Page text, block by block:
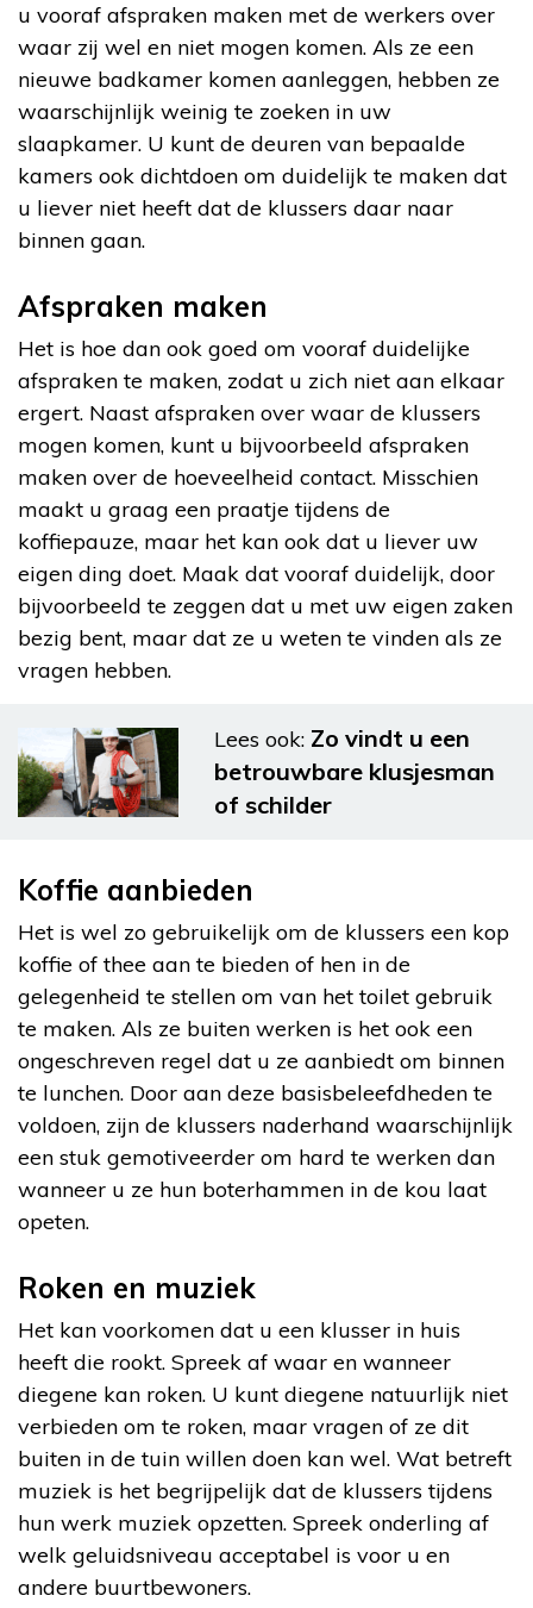
u vooraf afspraken maken met de werkers over
waar zij wel en niet mogen komen. Als ze een
nieuwe badkamer komen aanleggen, hebben ze
waarschijnlijk weinig te zoeken in uw
slaapkamer. U kunt de deuren van bepaalde
kamers ook dichtdoen om duidelijk te maken dat
u liever niet heeft dat de klussers daar naar
binnen gaan.
Afspraken maken
Het is hoe dan ook goed om vooraf duidelijke
afspraken te maken, zodat u zich niet aan elkaar
ergert. Naast afspraken over waar de klussers
mogen komen, kunt u bijvoorbeeld afspraken
maken over de hoeveelheid contact. Misschien
maakt u graag een praatje tijdens de
koffiepauze, maar het kan ook dat u liever uw
eigen ding doet. Maak dat vooraf duidelijk, door
bijvoorbeeld te zeggen dat u met uw eigen zaken
bezig bent, maar dat ze u weten te vinden als ze
vragen hebben.
Lees ook: Zo vindt u een
betrouwbare klusjesman
of schilder
Koffie aanbieden
Het is wel zo gebruikelijk om de klussers een kop
koffie of thee aan te bieden of hen in de
gelegenheid te stellen om van het toilet gebruik
te maken. Als ze buiten werken is het ook een
ongeschreven regel dat u ze aanbiedt om binnen
te lunchen. Door aan deze basisbeleefdheden te
voldoen, zijn de klussers naderhand waarschijnlijk
een stuk gemotiveerder om hard te werken dan
wanneer u ze hun boterhammen in de kou laat
opeten.
Roken en muziek
Het kan voorkomen dat u een klusser in huis
heeft die rookt. Spreek af waar en wanneer
diegene kan roken. U kunt diegene natuurlijk niet
verbieden om te roken, maar vragen of ze dit
buiten in de tuin willen doen kan wel. Wat betreft
muziek is het begrijpelijk dat de klussers tijdens
hun werk muziek opzetten. Spreek onderling af
welk geluidsniveau acceptabel is voor u en
andere buurtbewoners.